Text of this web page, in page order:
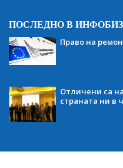
ПОСЛЕДНО В
Право на
Отличени са
страната ни в